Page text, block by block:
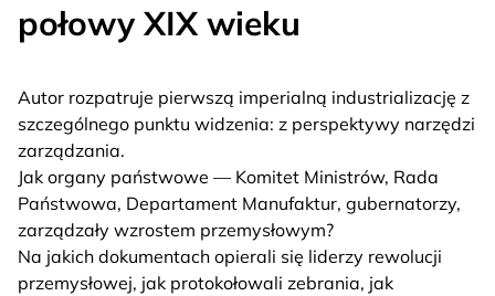
połowy XIX wieku
Autor rozpatruje pierwszą imperialną industrializację z
szczególnego punktu widzenia: z perspektywy narzędzi
zarządzania.
Jak organy państwowe — Komitet Ministrów, Rada
Państwowa, Departament Manufaktur, gubernatorzy,
zarządzały wzrostem przemysłowym?
Na jakich dokumentach opierali się liderzy rewolucji
przemysłowej, jak protokołowali zebrania, jak